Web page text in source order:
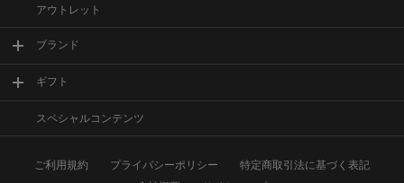
アウトレット
ブランド
ギフト
スペシャルコンテンツ
ご利用規約 プライバシーポリシー
特定商取引法に基づく表記